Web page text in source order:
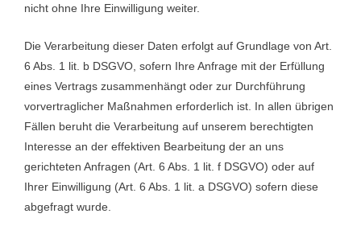
nicht ohne Ihre Einwilligung weiter.
Die Verarbeitung dieser Daten erfolgt auf Grundlage von Art.
6 Abs. 1 lit. b DSGVO, sofern Ihre Anfrage mit der Erfüllung
eines Vertrags zusammenhängt oder zur Durchführung
vorvertraglicher Maßnahmen erforderlich ist. In allen übrigen
Fällen beruht die Verarbeitung auf unserem berechtigten
Interesse an der effektiven Bearbeitung der an uns
gerichteten Anfragen (Art. 6 Abs. 1 lit. f DSGVO) oder auf
Ihrer Einwilligung (Art. 6 Abs. 1 lit. a DSGVO) sofern diese
abgefragt wurde.